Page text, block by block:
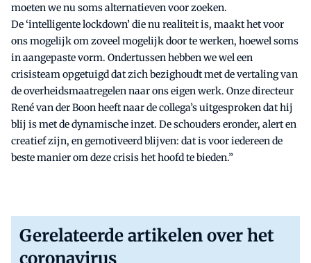
moeten we nu soms alternatieven voor zoeken.
De ‘intelligente lockdown’ die nu realiteit is, maakt het voor
ons mogelijk om zoveel mogelijk door te werken, hoewel soms
in aangepaste vorm. Ondertussen hebben we wel een
crisisteam opgetuigd dat zich bezighoudt met de vertaling van
de overheidsmaatregelen naar ons eigen werk. Onze directeur
René van der Boon heeft naar de collega’s uitgesproken dat hij
blij is met de dynamische inzet. De schouders eronder, alert en
creatief zijn, en gemotiveerd blijven: dat is voor iedereen de
beste manier om deze crisis het hoofd te bieden.”
Gerelateerde artikelen over het